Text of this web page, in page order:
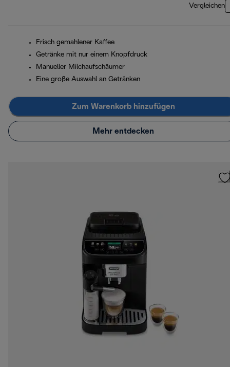
Vergleichen
Frisch gemahlener Kaffee
Getränke mit nur einem Knopfdruck
Manueller Milchaufschäumer
Eine große Auswahl an Getränken
Zum Warenkorb hinzufügen
Mehr entdecken